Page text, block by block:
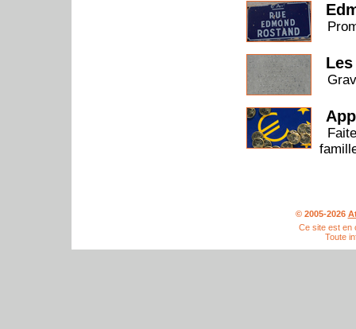
© 2005-2026
Ce site est en
Toute